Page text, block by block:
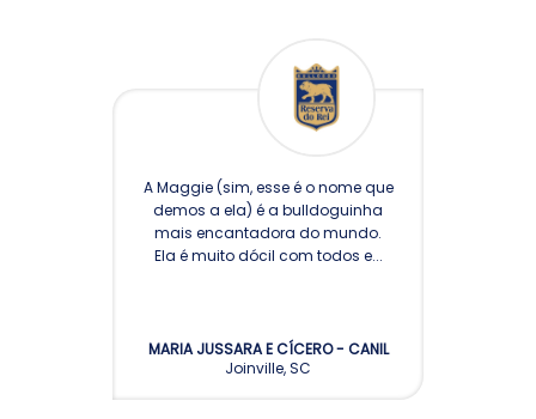
A Maggie (sim, esse é o nome que
demos a ela) é a bulldoguinha
mais encantadora do mundo.
Ela é muito dócil com todos e...
MARIA JUSSARA E CÍCERO - CANIL
RAZZANTICA
Joinville, SC